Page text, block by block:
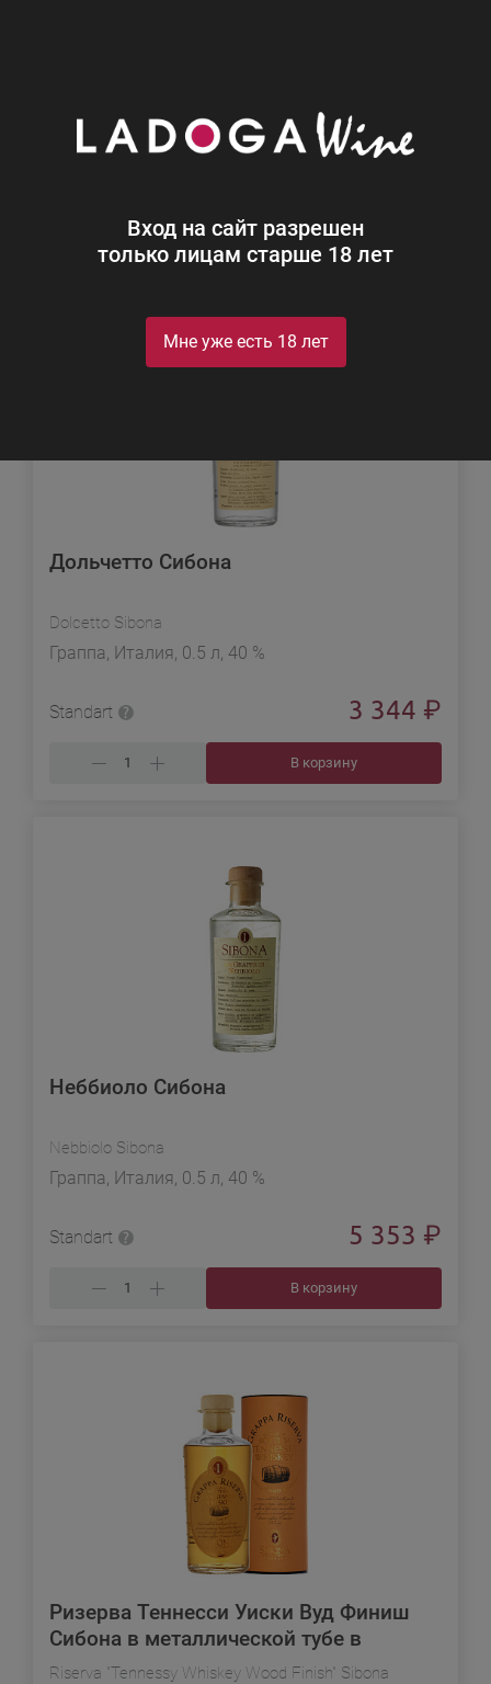
Вход на сайт разрешен
только лицам старше 18 лет
Мне уже есть 18 лет
Крепкий алкоголь
Сортировка
Дольчетто Сибона
Dolcetto Sibona
Граппа, Италия, 0.5 л, 40 %
Standart 3 344 ₽
В корзину
Неббиоло Сибона
Nebbiolo Sibona
Граппа, Италия, 0.5 л, 40 %
Standart 5 353 ₽
В корзину
Ризерва Теннесси Уиски Вуд Финиш
Сибона в металлической тубе в
подарочной упаковке
Riserva "Tennessy Whiskey Wood Finish" Sibona